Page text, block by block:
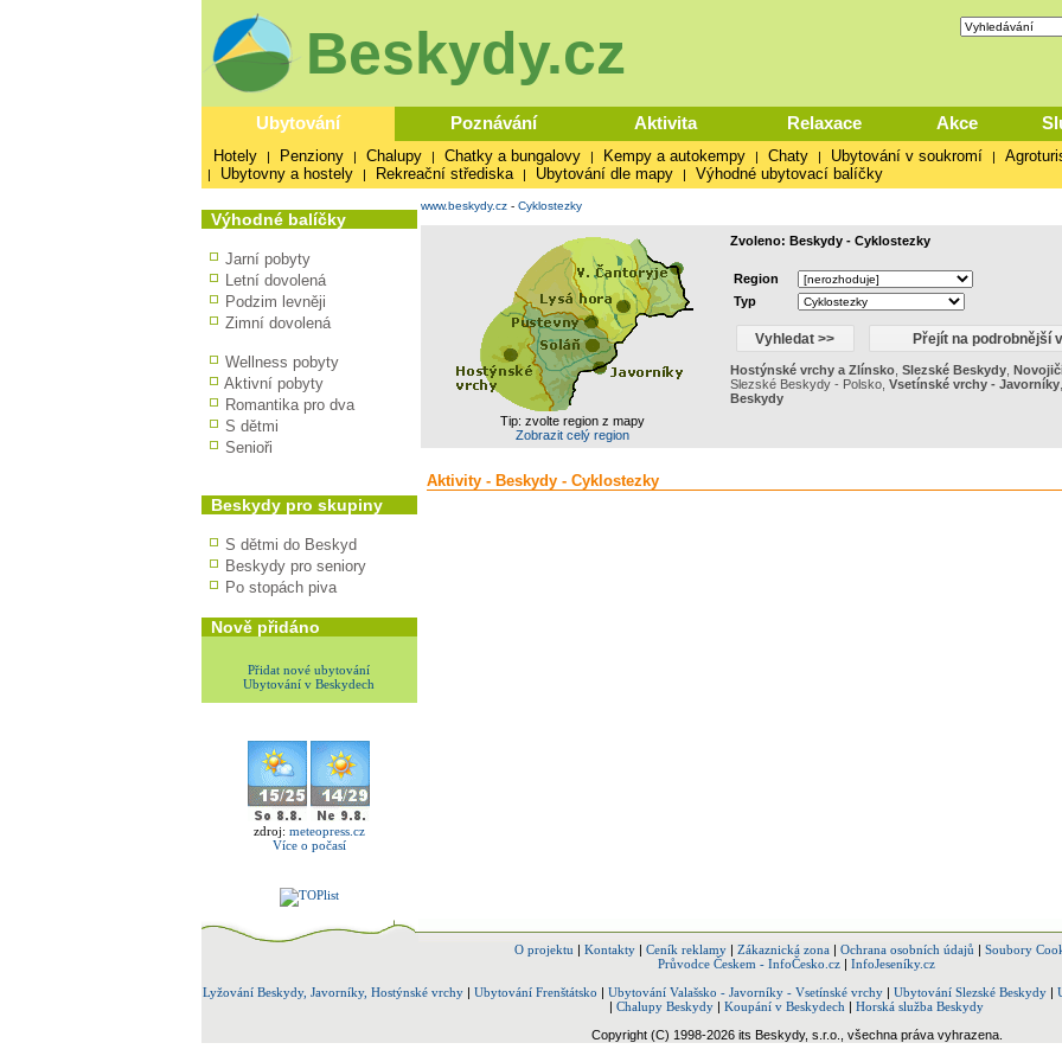
Beskydy.cz
Ubytování Poznávání Aktivita Relaxace Akce
Hotely | Penziony | Chalupy | Chatky a bungalovy | Kempy a autokempy | Chaty | Ubytování v soukromí |
| Ubytovny a hostely | Rekreační střediska | Ubytování dle mapy | Výhodné ubytovací balíčky
Výhodné balíčky
Jarní pobyty
Letní dovolená
Podzim levněji
Zimní dovolená
Wellness pobyty
Aktivní pobyty
Romantika pro dva
S dětmi
Senioři
Beskydy pro skupiny
S dětmi do Beskyd
Beskydy pro seniory
Po stopách piva
Nově přidáno
Přidat nové ubytování
Ubytování v Beskydech
zdroj: meteopress.cz
Více o počasí
www.beskydy.cz- Cyklostezky
Tip: zvolte region z mapy
Zobrazit celý region
Zvoleno: Beskydy - Cyklostezky
Region
Typ
Hostýnské vrchy a Zlínsko, Slezské Beskydy,
Slezské Beskydy - Polsko, Vsetínské vrchy - Javorníky,
Beskydy
Aktivity - Beskydy - Cyklostezky
O projektu | Kontakty| Ceník reklamy| Zákaznická zona| Ochrana osobních údajů | Soubory
Průvodce Českem - InfoČesko.cz | InfoJeseníky.cz
Lyžování Beskydy, Javorníky, Hostýnské vrchy | Ubytování Frenštátsko | Ubytování Valašsko - Javorníky - Vsetínské vrchy | Ubytování Slezské Beskydy |
| Chalupy Beskydy | Koupání v Beskydech | Horská služba Beskydy
Copyright (C) 1998-2026 its Beskydy, s.r.o., všechna práva vyhrazena.